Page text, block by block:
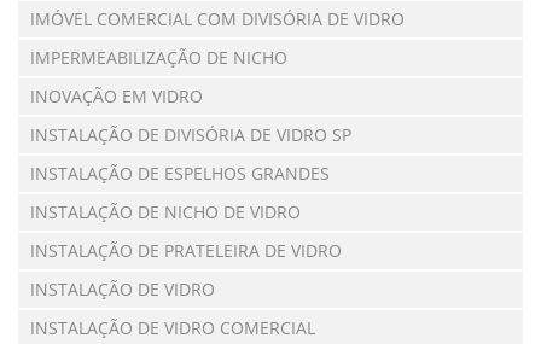
IMÓVEL COMERCIAL COM DIVISÓRIA DE VIDRO
IMPERMEABILIZAÇÃO DE NICHO
INOVAÇÃO EM VIDRO
INSTALAÇÃO DE DIVISÓRIA DE VIDRO SP
INSTALAÇÃO DE ESPELHOS GRANDES
INSTALAÇÃO DE NICHO DE VIDRO
INSTALAÇÃO DE PRATELEIRA DE VIDRO
INSTALAÇÃO DE VIDRO
INSTALAÇÃO DE VIDRO COMERCIAL